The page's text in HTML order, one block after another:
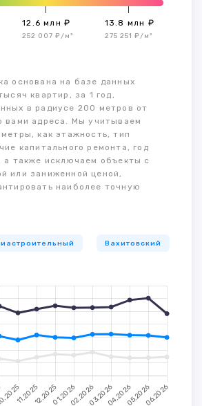
12.6 млн ₽
252 007 ₽/м²
13.8 млн ₽
275 251 ₽/м²
основана на базе данных
квартир, за 1 год,
в радиусе 200 метров от
вами адреса. Мы учитываем
как этажность, тип
капитального ремонта, год
а также исключаем объекты с
или заниженной ценой,
наиболее точную
Вахитовский